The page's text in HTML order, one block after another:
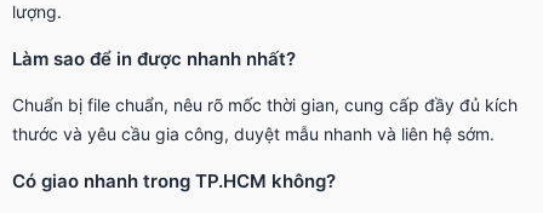
lượng.
Làm sao để in được nhanh nhất?
Chuẩn bị file chuẩn, nêu rõ mốc thời gian, cung cấp đầy đủ kích
thước và yêu cầu gia công, duyệt mẫu nhanh và liên hệ sớm.
Có giao nhanh trong TP.HCM không?